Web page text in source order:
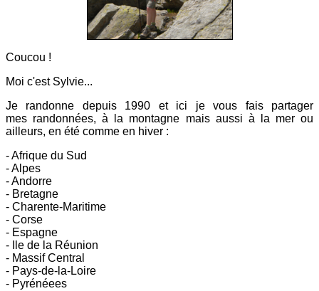
Coucou !
Moi c'est Sylvie...
Je randonne depuis 1990 et ici je vous fais partager
mes randonnées, à la montagne mais aussi à la mer ou
ailleurs, en été comme en hiver :
- Afrique du Sud
- Alpes
- Andorre
- Bretagne
- Charente-Maritime
- Corse
- Espagne
- Ile de la Réunion
- Massif Central
- Pays-de-la-Loire
- Pyrénéees